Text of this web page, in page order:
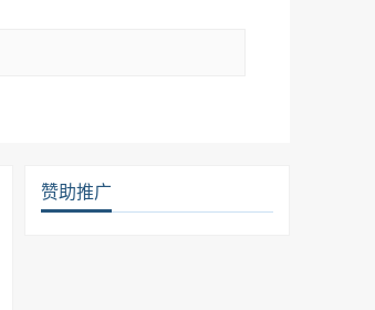
赞助推广